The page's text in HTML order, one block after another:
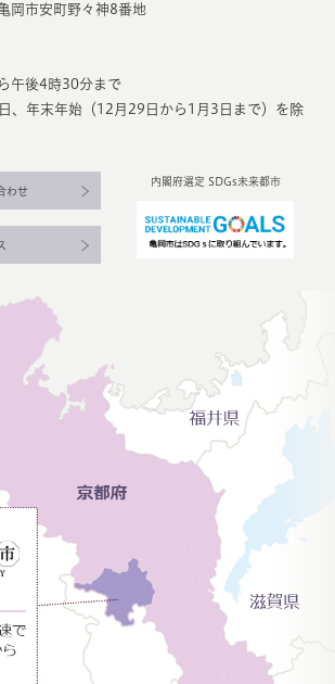
岡市安町野々神8番地
午後4時30分まで
、年末年始（12月29日から1月3日まで）を除
内閣府選定 SDGs未来都市
わせ